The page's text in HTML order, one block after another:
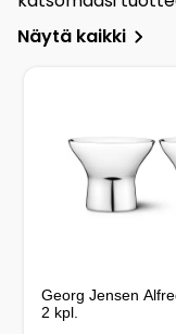
Näytä kaikki
Georg Jensen
2 kpl.